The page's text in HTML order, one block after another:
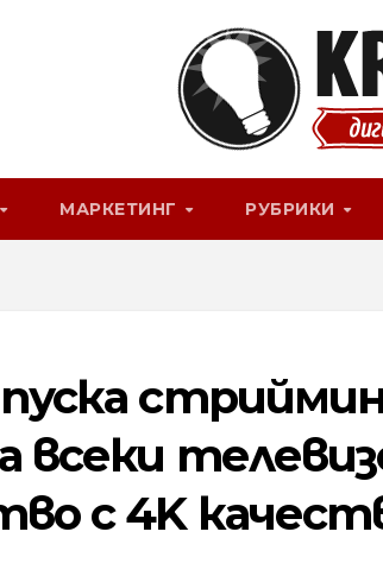
МАРКЕТИНГ РУБРИКИ
всеки
с 4K